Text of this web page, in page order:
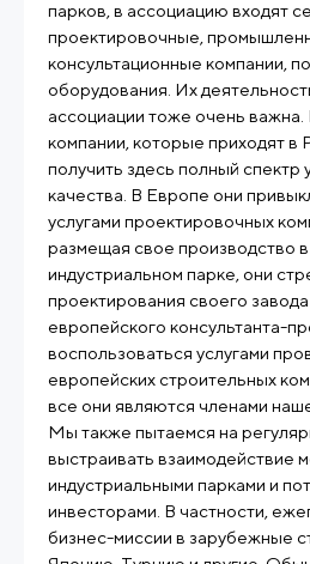
парков, в ассоциацию входят
проектировочные,
консультационные компании,
оборудования. Их
ассоциации тоже очень
компании, которые приходят в
получить здесь полный спектр
качества. В Европе они
услугами проектировочных
размещая свое производство
индустриальном парке, они
проектирования своего
европейского консультанта-
воспользоваться услугами
европейских строительных
все они являются членами
Мы также пытаемся на
выстраивать взаимодействие
индустриальными парками и
инвесторами. В частности,
бизнес-миссии в зарубежные